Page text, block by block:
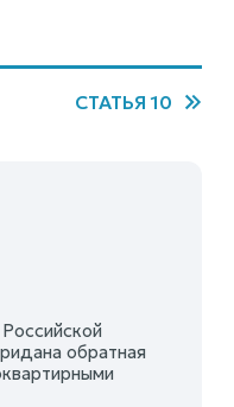
СТАТЬЯ 10
обратная